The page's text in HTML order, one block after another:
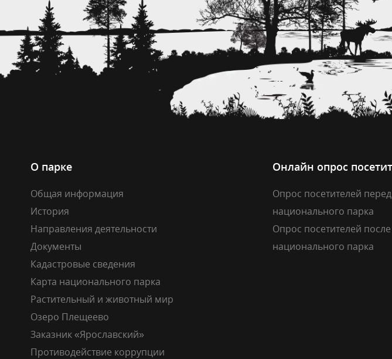
О парке
Общая информация
История
Направления деятельности
Документы
Кадастровые сведения
Карта национального парка
Растительный и животный мир
Озеро Плещеево
Заказник «Ярославский»
Противодействие коррупции
Онлайн опрос
Опрос посетителей
национального парка
Опрос посетителей
национального парка